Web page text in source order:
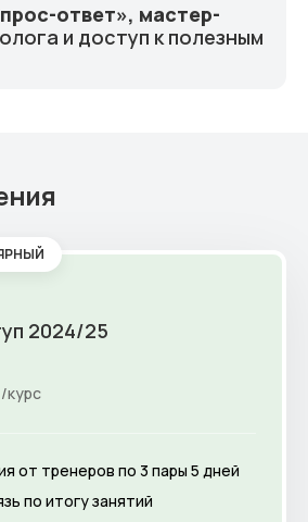
ответ», мастер-
и доступ к полезным
2024/25
/курс
от тренеров по 3 пары 5 дней
по итогу занятий